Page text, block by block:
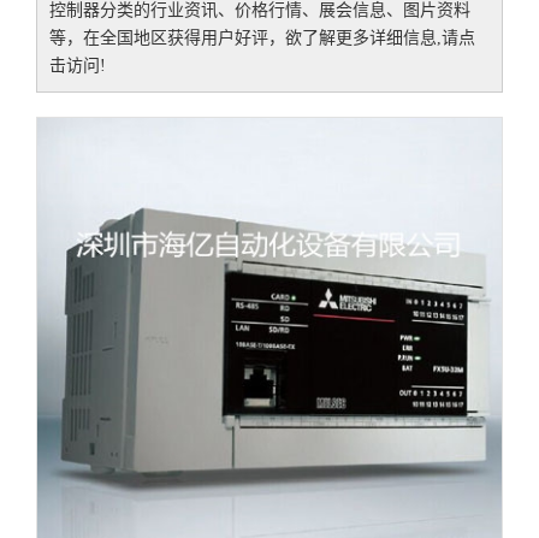
控制器分类的行业资讯、价格行情、展会信息、图片资料
等，在全国地区获得用户好评，欲了解更多详细信息,请点
击访问!